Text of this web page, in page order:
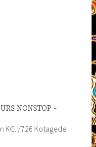
NONSTOP
KG.I/726 Kotagede